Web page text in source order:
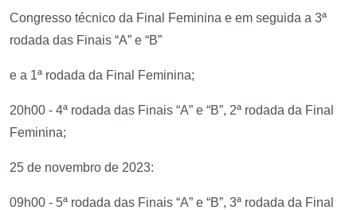
Congresso técnico da Final Feminina e em seguida a 3ª
rodada das Finais “A” e “B”
e a 1ª rodada da Final Feminina;
20h00 - 4ª rodada das Finais “A” e “B”, 2ª rodada da Final
Feminina;
25 de novembro de 2023:
09h00 - 5ª rodada das Finais “A” e “B”, 3ª rodada da Final